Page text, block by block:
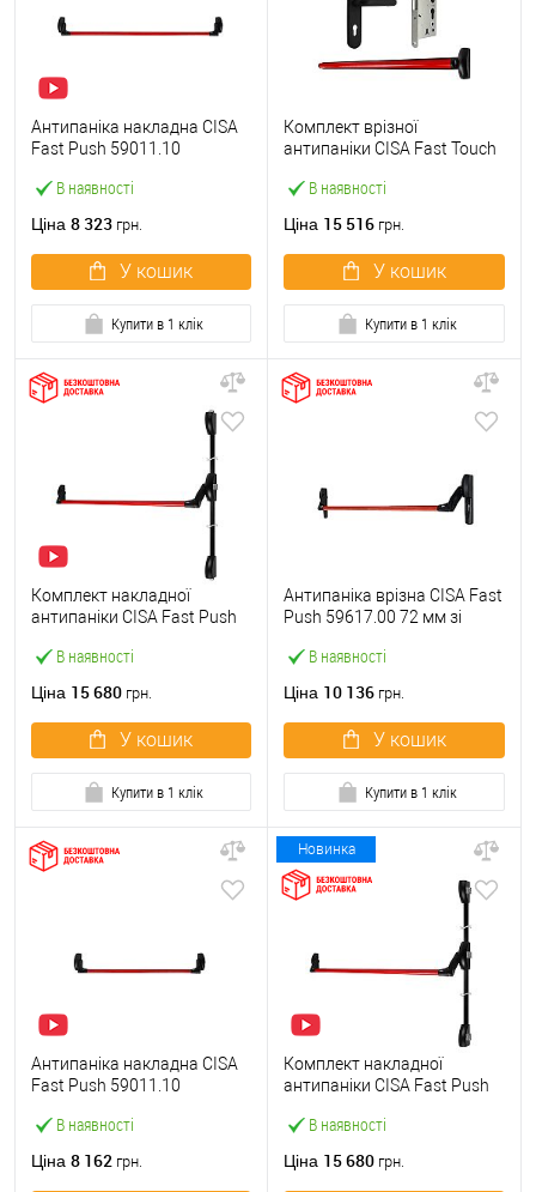
В наявності
Антипаніка накладна CISA
Fast Push 59011.10
штангою 1200 мм червона
Ціна 8 323 грн.
У кошик
Купити в 1 клік
В наявності
Комплект врізної
антипаніки CISA Fast Touch
із замком та ручкою
Ціна 15 516 грн.
У кошик
Купити в 1 клік
В наявності
Комплект накладної
антипаніки CISA Fast Push
точковий вверх-вниз
Ціна 15 680 грн.
У кошик
Купити в 1 клік
В наявності
Антипаніка врізна CISA Fast
Push 59617.00 72 мм зі
Ціна 10 136 грн.
У кошик
Купити в 1 клік
В наявності
Антипаніка накладна CISA
Fast Push 59011.10
штангою 900 мм червона
Ціна 8 162 грн.
Новинка
В наявності
Комплект накладної
антипаніки CISA Fast Push
точковий вбік червона
Ціна 15 680 грн.